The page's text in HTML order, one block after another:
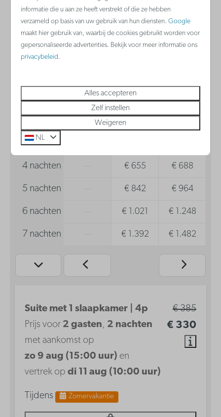
Koelkast met vriesvak
Waterkoker
Keramische kookplaat
Vaatwasser
Badkamer
2 gasten
09-08-2026 di 11-08-2026
1 nacht — € 163 € 202
€ 330
3 nachten
4 nachten € 655 € 688
5 nachten € 842 € 964
6 nachten € 1.021 € 1.248
7 nachten € 1.392 € 1.482
€ 385
€ 330
Suite met 1 slaapkamer | 4p
Prijs voor 2 gasten, 2 nachten
met aankomst op
zo 9 aug (15:00 uur) en
vertrek op di 11 aug (10:00 uur)
Tijdens Zomervakantie
informatie die u aan ze heeft verstrekt of die ze hebben
verzameld op basis van uw gebruik van hun diensten.Google
maakt hier gebruik van, waarbij de cookies gebruikt worden voor
gepersonaliseerde advertenties. Bekijk voor meer informatie ons
privacybeleid.
Alles accepteren
Zelf instellen
Weigeren
NL